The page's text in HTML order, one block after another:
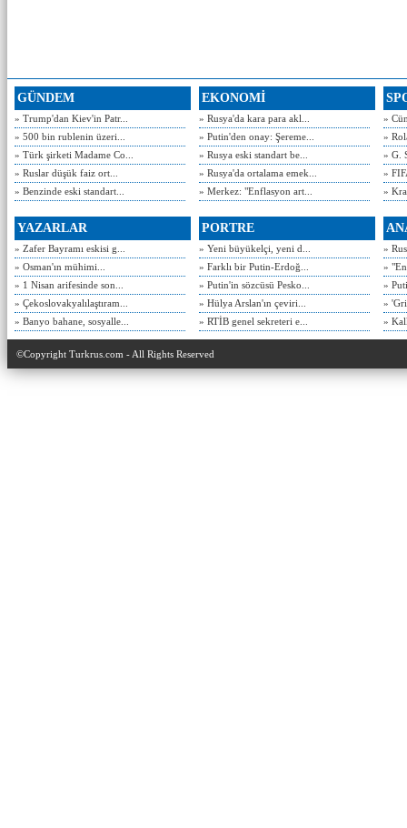
GÜNDEM
» Trump'dan Kiev'in Patr...
» 500 bin rublenin üzeri...
» Türk şirketi Madame Co...
» Ruslar düşük faiz ort...
» Benzinde eski standart...
EKONOMİ
» Rusya'da kara para akl...
» Putin'den onay: Şereme...
» Rusya eski standart be...
» Rusya'da ortalama emek...
» Merkez: "Enflasyon art...
»
»
» G.
»
»
YAZARLAR
» Zafer Bayramı eskisi g...
» Osman'ın mühimi...
» 1 Nisan arifesinde son...
» Çekoslovakyalılaştıram...
» Banyo bahane, sosyalle...
PORTRE
» Yeni büyükelçi, yeni d...
» Farklı bir Putin-Erdoğ...
» Putin'in sözcüsü Pesko...
» Hülya Arslan'ın çeviri...
» RTİB genel sekreteri e...
»
»
»
»
»
©Copyright Turkrus.com - All Rights Reserved